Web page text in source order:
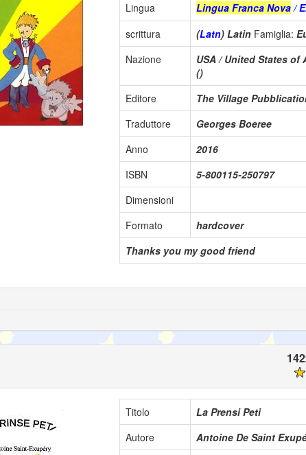
Lingua
Lingua Franca Nova/
scrittura
(Latn) Latin Famiglia:
Nazione
USA / United States of
()
Editore
The Village
Traduttore
Georges Boeree
Anno
2016
ISBN
5-800115-250797
Dimensioni
Formato
hardcover
Thanks you my good friend
Titolo
La Prensi Peti
Autore
Antoine De Saint